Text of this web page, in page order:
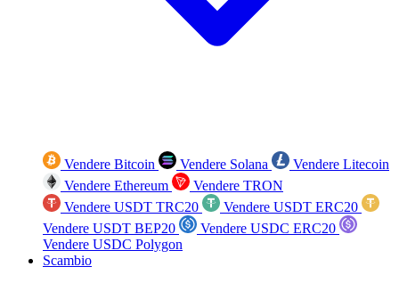
Vendere Bitcoin Vendere Solana
Vendere Litecoin
Vendere Ethereum
Vendere TRON
Vendere USDT TRC20
Vendere USDT ERC20
Vendere USDT BEP20
Vendere USDC ERC20
Vendere USDC Polygon
Scambio